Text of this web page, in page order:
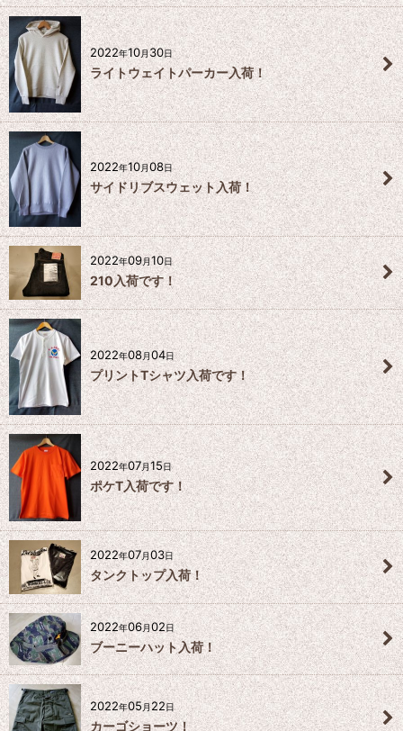
2022年10月30日
ライトウェイトパーカー入荷！
2022年10月08日
サイドリブスウェット入荷！
2022年09月10日
210入荷です！
2022年08月04日
プリントTシャツ入荷です！
2022年07月15日
ポケT入荷です！
2022年07月03日
タンクトップ入荷！
2022年06月02日
ブーニーハット入荷！
2022年05月22日
カーゴショーツ！